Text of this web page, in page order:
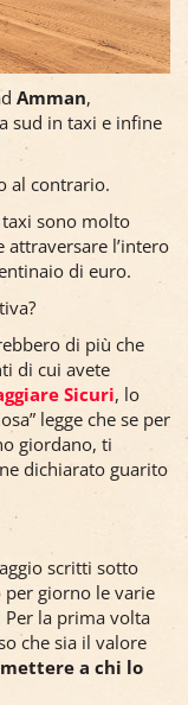
Amman,
sud in taxi e infine
al contrario.
sono molto
attraversare l’intero
di euro.
di più che
di cui avete
Sicuri, lo
legge che se per
giordano, ti
dichiarato guarito
scritti sotto
giorno le varie
la prima volta
che sia il valore
a chi lo